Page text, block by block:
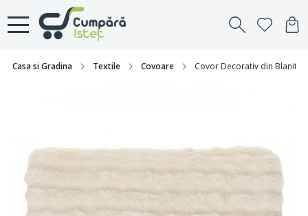
Casa si Gradina Textile Covoare Covor Decorativ din Blanita